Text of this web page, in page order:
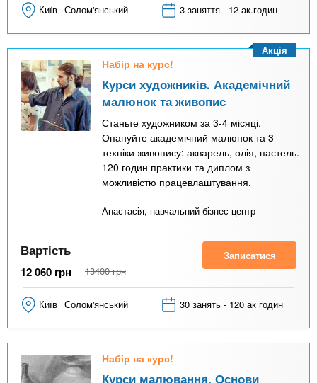
Київ Солом'янський 3 заняття - 12 ак.годин
Набір на курс!
Курси художників. Академічний
малюнок та живопис
Станьте художником за 3-4 місяці.
Опануйте академічний малюнок та 3
техніки живопису: акварель, олія, пастель.
120 годин практики та диплом з
можливістю працевлаштування.
Анастасія, навчальний бізнес центр
Акція
Вартість
12 060 грн 13400 грн
Записатися
Київ Солом'янський 30 занять - 120 ак годин
Набір на курс!
Курси малювання. Основи